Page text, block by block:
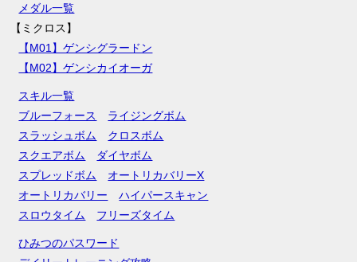
メダル一覧
【ミクロス】
【M01】ゲンシグラードン
【M02】ゲンシカイオーガ
スキル一覧
ブルーフォース
ライジングボム
スラッシュボム
クロスボム
スクエアボム
ダイヤボム
スプレッドボム
オートリカバリーX
オートリカバリー
ハイパースキャン
スロウタイム
フリーズタイム
ひみつのパスワード